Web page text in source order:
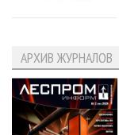
АРХИВ ЖУРНАЛОВ